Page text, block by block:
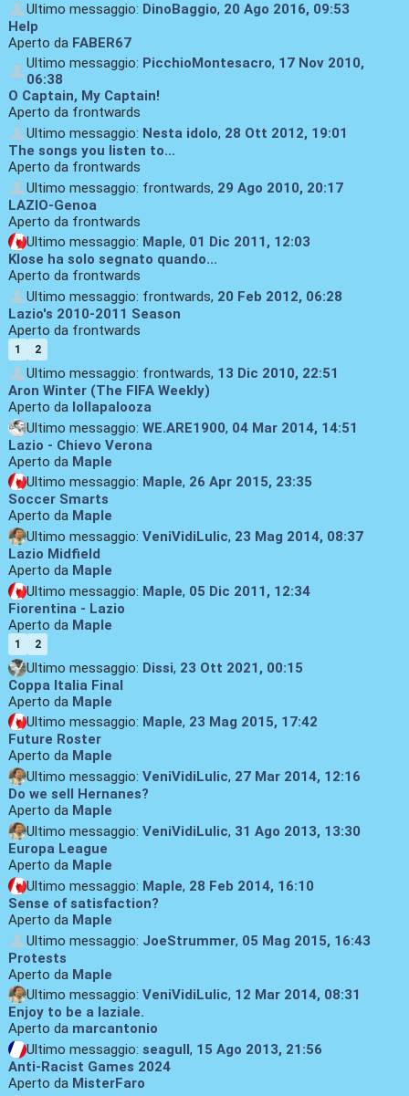
Ultimo messaggio: DinoBaggio, 20 Ago 2016, 09:53
Help
Aperto da FABER67
Ultimo messaggio: PicchioMontesacro, 17 Nov 2010,
06:38
O Captain, My Captain!
Aperto da frontwards
Ultimo messaggio: Nesta idolo, 28 Ott 2012, 19:01
The songs you listen to...
Aperto da frontwards
Ultimo messaggio: frontwards, 29 Ago 2010, 20:17
LAZIO-Genoa
Aperto da frontwards
Ultimo messaggio: Maple, 01 Dic 2011, 12:03
Klose ha solo segnato quando...
Aperto da frontwards
Ultimo messaggio: frontwards, 20 Feb 2012, 06:28
Lazio's 2010-2011 Season
Aperto da frontwards
1 2
Ultimo messaggio: frontwards, 13 Dic 2010, 22:51
Aron Winter (The FIFA Weekly)
Aperto da lollapalooza
Ultimo messaggio: WE.ARE1900, 04 Mar 2014, 14:51
Lazio - Chievo Verona
Aperto da Maple
Ultimo messaggio: Maple, 26 Apr 2015, 23:35
Soccer Smarts
Aperto da Maple
Ultimo messaggio: VeniVidiLulic, 23 Mag 2014, 08:37
Lazio Midfield
Aperto da Maple
Ultimo messaggio: Maple, 05 Dic 2011, 12:34
Fiorentina - Lazio
Aperto da Maple
1 2
Ultimo messaggio: Dissi, 23 Ott 2021, 00:15
Coppa Italia Final
Aperto da Maple
Ultimo messaggio: Maple, 23 Mag 2015, 17:42
Future Roster
Aperto da Maple
Ultimo messaggio: VeniVidiLulic, 27 Mar 2014, 12:16
Do we sell Hernanes?
Aperto da Maple
Ultimo messaggio: VeniVidiLulic, 31 Ago 2013, 13:30
Europa League
Aperto da Maple
Ultimo messaggio: Maple, 28 Feb 2014, 16:10
Sense of satisfaction?
Aperto da Maple
Ultimo messaggio: JoeStrummer, 05 Mag 2015, 16:43
Protests
Aperto da Maple
Ultimo messaggio: VeniVidiLulic, 12 Mar 2014, 08:31
Enjoy to be a laziale.
Aperto da marcantonio
Ultimo messaggio: seagull, 15 Ago 2013, 21:56
Anti-Racist Games 2024
Aperto da MisterFaro